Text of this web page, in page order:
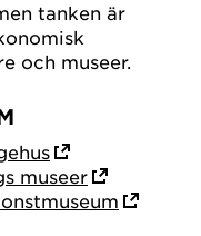
tanken är
och museer.
museer